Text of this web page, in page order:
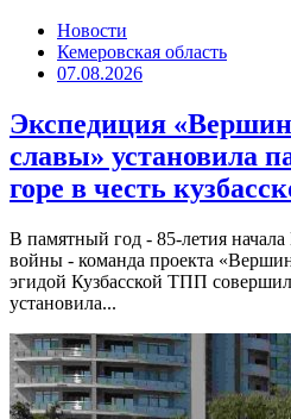
Новости
Кемеровская область
07.08.2026
Экспедиция
славы» установила
горе в честь
В памятный год - 85-летия
войны - команда проекта
эгидой Кузбасской ТПП
установила...